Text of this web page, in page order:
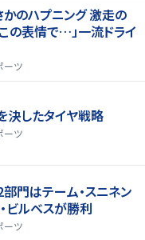
のハプニング 激走の
の表情で…」一流ドライ
ーツ
決したタイヤ戦略
ーツ
部門はテーム・スニネン
ビルベスが勝利
ーツ